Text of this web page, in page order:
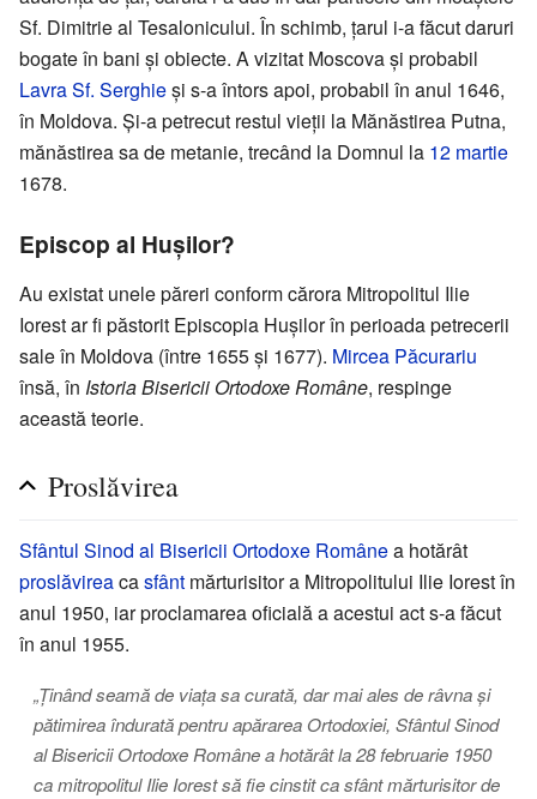
Sf. Dimitrie al Tesalonicului. În schimb, țarul i-a făcut daruri
bogate în bani și obiecte. A vizitat Moscova și probabil
Lavra Sf. Serghieși s-a întors apoi, probabil în anul 1646,
în Moldova. Și-a petrecut restul vieții la Mănăstirea Putna,
mănăstirea sa de metanie, trecând la Domnul la 12 martie
1678.
Episcop al Hușilor?
Au existat unele păreri conform cărora Mitropolitul Ilie
Iorest ar fi păstorit Episcopia Hușilor în perioada petrecerii
sale în Moldova (între 1655 și 1677). Mircea Păcurariu
însă, în Istoria Bisericii Ortodoxe Române, respinge
această teorie.
Proslăvirea
Sfântul Sinod al Bisericii Ortodoxe Românea hotărât
proslăvireacasfânt mărturisitor a Mitropolitului Ilie Iorest în
anul 1950, iar proclamarea oficială a acestui act s-a făcut
în anul 1955.
„Ținând seamă de viața sa curată, dar mai ales de râvna și
pătimirea îndurată pentru apărarea Ortodoxiei, Sfântul Sinod
al Bisericii Ortodoxe Române a hotărât la 28 februarie 1950
ca mitropolitul Ilie Iorest să fie cinstit ca sfânt mărturisitor de